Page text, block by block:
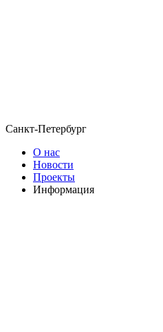
Санкт-Петербург
О нас
Новости
Проекты
Информация